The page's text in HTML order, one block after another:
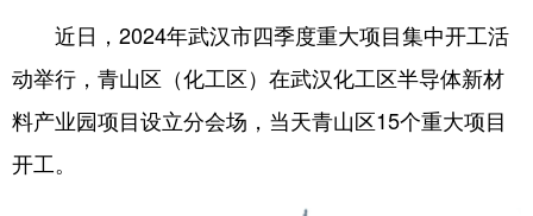
文化 书画 健康 军事
访谈 视频 图片 政务
法律 中央文件 金融 汽车
近日，2024年武汉市四季度重大项目集中开工活
动举行，青山区（化工区）在武汉化工区半导体新材
料产业园项目设立分会场，当天青山区15个重大项目
开工。